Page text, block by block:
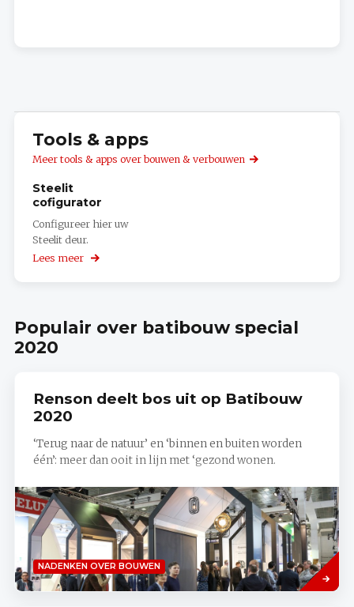
Tools & apps
Meer tools & apps over bouwen & verbouwen
Steelit
cofigurator
Configureer hier uw
Steelit deur.
Lees meer over
Populair over batibouw special
2020
Renson deelt bos uit op Batibouw
2020
‘Terug naar de natuur’ en ‘binnen en buiten worden
één’: meer dan ooit in lijn met ‘gezond wonen.
NADENKEN OVER BOUWEN
Lees
meer